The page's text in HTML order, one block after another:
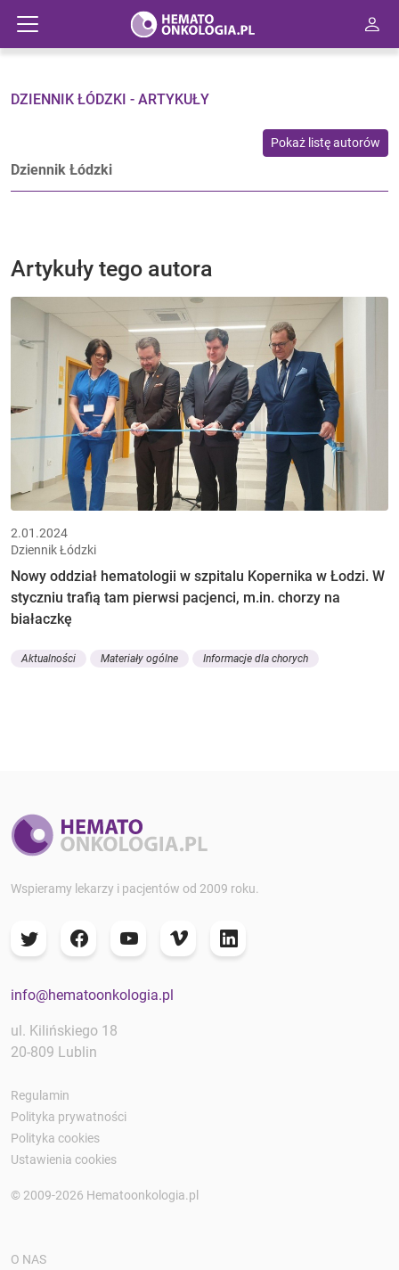
DZIENNIK ŁÓDZKI - ARTYKUŁY
Pokaż listę autorów
Dziennik Łódzki
Artykuły tego autora
2.01.2024
Dziennik Łódzki
Nowy oddział hematologii w szpitalu Kopernika w Łodzi. W
styczniu trafią tam pierwsi pacjenci, m.in. chorzy na
białaczkę
Aktualności Materiały ogólne Informacje dla chorych
Wspieramy lekarzy i pacjentów od 2009 roku.
info@hematoonkologia.pl
ul. Kilińskiego 18
20-809 Lublin
Regulamin
Polityka prywatności
Polityka cookies
Ustawienia cookies
© 2009-2026 Hematoonkologia.pl
O NAS